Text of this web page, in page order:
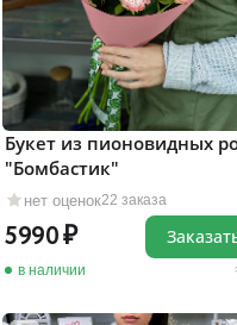
нет оценок22 заказа
Букет из пионовидных
"Бомбастик"
5990
в наличии